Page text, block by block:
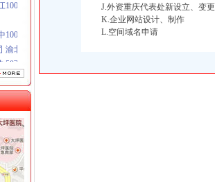
万 （进出口权）
北100万 （进出口权）
万 （工商注册）
（工商注册）
司
J.外资重庆代表处新设立、变更
K.企业网站设计、制作
L.空间域名申请